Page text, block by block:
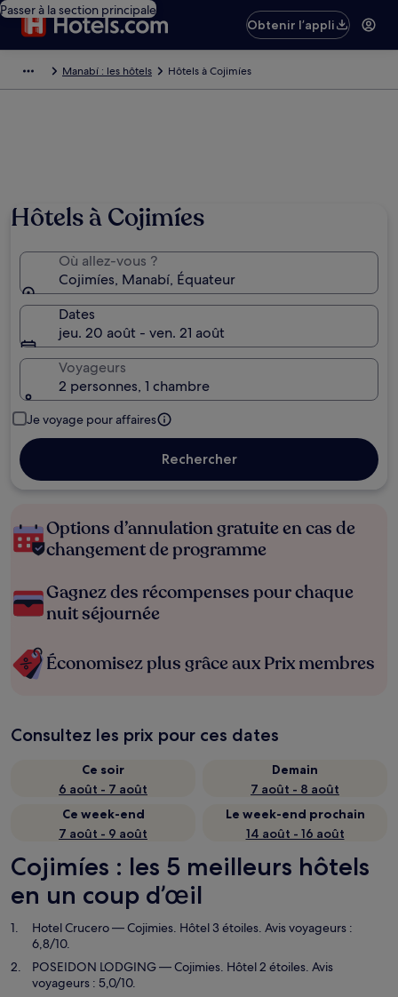
Passer à la section principale
Obtenir l’appli
Manabí : les hôtels Hôtels à Cojimíes
Hôtels à Cojimíes
Où allez-vous ?
Cojimíes, Manabí, Équateur
Dates
jeu. 20 août - ven. 21 août
Voyageurs
2 personnes, 1 chambre
Je voyage pour affaires
Rechercher
Options d’annulation gratuite en cas de
changement de programme
Gagnez des récompenses pour chaque
nuit séjournée
Économisez plus grâce aux Prix membres
Consultez les prix pour ces dates
Ce soir
6 août - 7 août
Demain
7 août - 8 août
Ce week-end
7 août - 9 août
Le week-end prochain
14 août - 16 août
Cojimíes : les 5 meilleurs hôtels
en un coup d’œil
Hotel Crucero— Cojimies. Hôtel 3 étoiles. Avis voyageurs :
6,8/10.
POSEIDON LODGING— Cojimies. Hôtel 2 étoiles. Avis
voyageurs : 5,0/10.